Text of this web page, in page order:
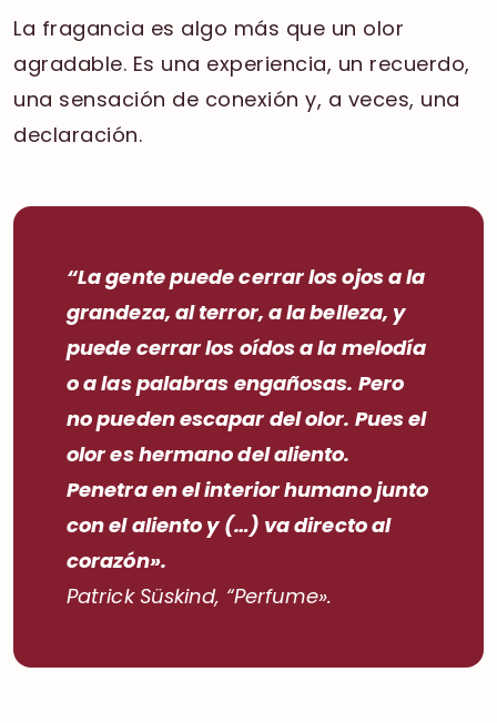
La fragancia es algo más que un olor
agradable. Es una experiencia, un recuerdo,
una sensación de conexión y, a veces, una
declaración.
“La gente puede cerrar los ojos a la
grandeza, al terror, a la belleza, y
puede cerrar los oídos a la melodía
o a las palabras engañosas. Pero
no pueden escapar del olor. Pues el
olor es hermano del aliento.
Penetra en el interior humano junto
con el aliento y (…) va directo al
corazón».
Patrick Süskind, “Perfume».